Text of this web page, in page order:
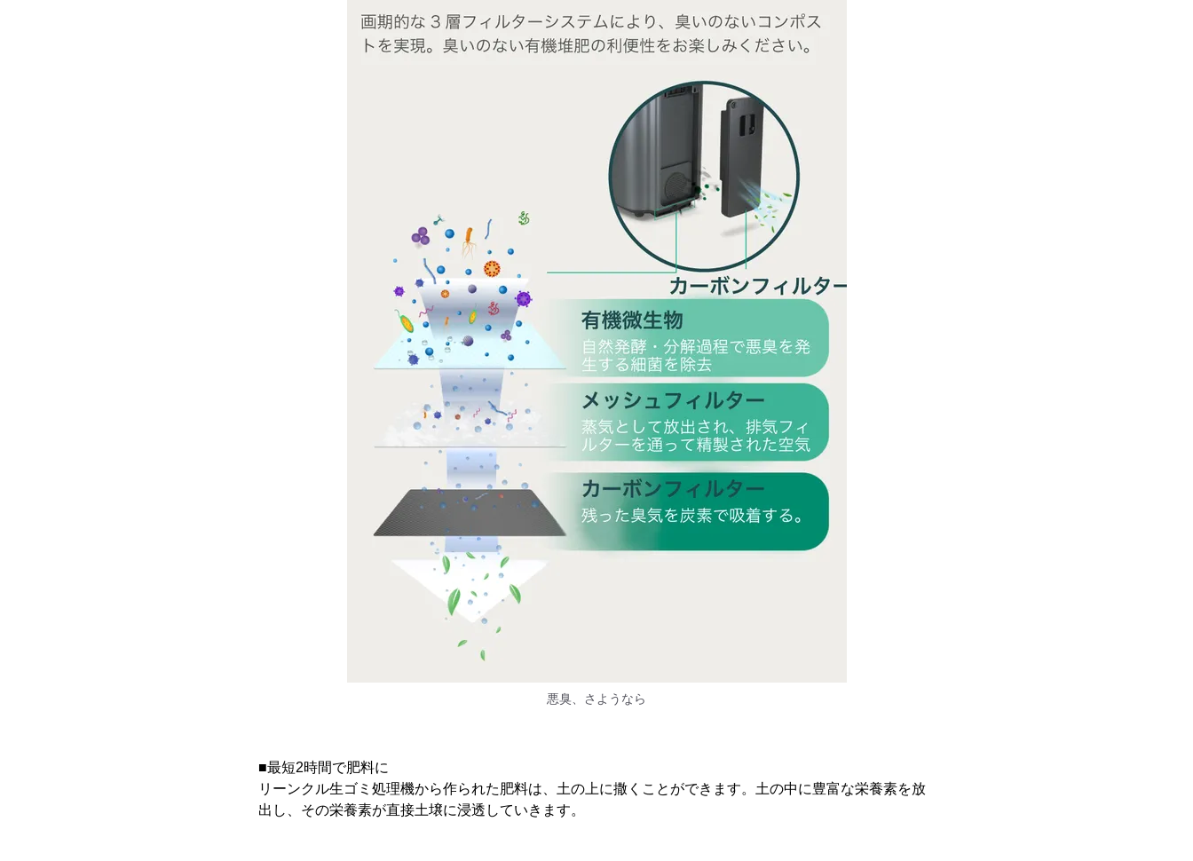
悪臭、さようなら
■最短2時間で肥料に
リーンクル生ゴミ処理機から作られた肥料は、土の上に撒くことができます。土の中に豊富な栄養素を放
出し、その栄養素が直接土壌に浸透していきます。